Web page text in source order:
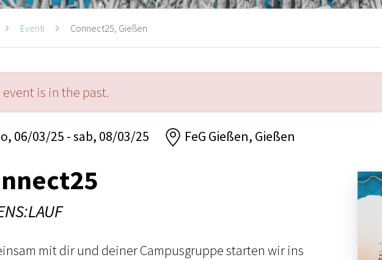
Eventi Connect25, Gießen
event is in the past.
06/03/25 - sab, 08/03/25 FeG Gießen, Gießen
mit dir und deiner Campusgruppe starten wir ins